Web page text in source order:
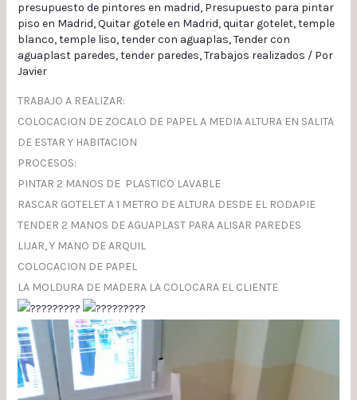
presupuesto de pintores en madrid, Presupuesto para pintar
piso en Madrid,Quitar gotele en Madrid,quitar gotelet,temple
blanco,temple liso,tender con aguaplas,Tender con
aguaplast paredes,tender paredes,Trabajos realizados / Por
Javier
TRABAJO A REALIZAR:
COLOCACION DE ZOCALO DE PAPEL A MEDIA ALTURA EN SALITA
DE ESTAR Y HABITACION
PROCESOS:
PINTAR 2 MANOS DE PLASTICO LAVABLE
RASCAR GOTELET A 1 METRO DE ALTURA DESDE EL RODAPIE
TENDER 2 MANOS DE AGUAPLAST PARA ALISAR PAREDES
LIJAR, Y MANO DE ARQUIL
COLOCACION DE PAPEL
LA MOLDURA DE MADERA LA COLOCARA EL CLIENTE